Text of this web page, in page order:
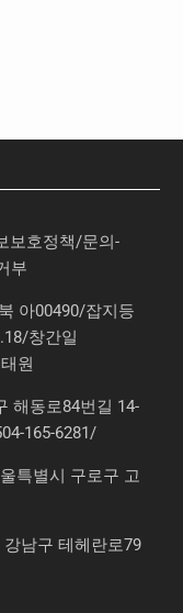
보호정책/문의-
부
아00490/잡지등
창간일
원
해동로84번길 14-
165-6281/
특별시 구로구 고
남구 테헤란로79